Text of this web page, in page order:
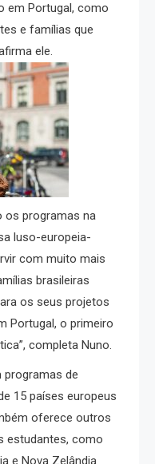
em Portugal, como
e famílias que
ele.
os programas na
luso-europeia-
com muito mais
brasileiras
os seus projetos
Portugal, o primeiro
completa Nuno.
de
15 países europeus
oferece outros
estudantes, como
e Nova Zelândia.